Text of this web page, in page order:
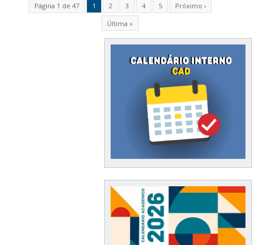
Página 1 de 47 1 2 3 4 5
Próximo ›
Última »